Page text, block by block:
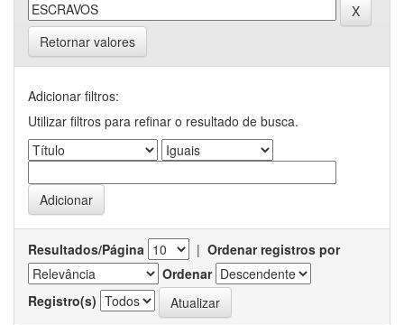
Retornar valores
Adicionar filtros:
Utilizar filtros para refinar o resultado de busca.
Resultados/Página | Ordenar registros por
Ordenar
Registro(s)